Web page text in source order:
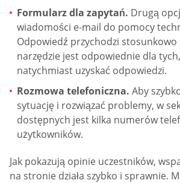
Formularz dla zapytań. Drugą
wiadomości e-mail do pomocy
Odpowiedź przychodzi stosunkowo
narzędzie jest odpowiednie dla
natychmiast uzyskać odpowiedzi.
Rozmowa telefoniczna. Aby
sytuację i rozwiązać problemy, w
dostępnych jest kilka numerów
użytkowników.
Jak pokazują opinie uczestników,
na stronie działa szybko i sprawnie.